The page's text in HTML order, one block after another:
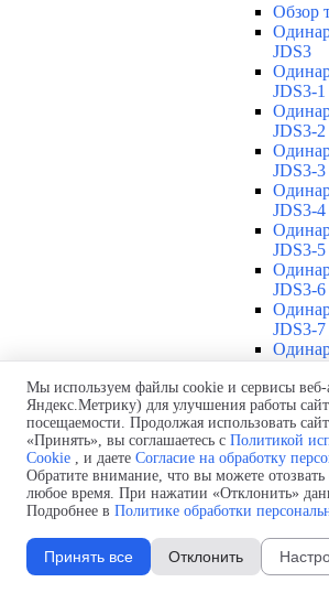
Обзор
JDS3
JDS3-1
JDS3-2
JDS3-3
JDS3-4
JDS3-5
JDS3-6
JDS3-7
JDS3-9
JDS3-
JDS3-
Соединения U12
Защитная
Мы используем файлы cookie и сервисы веб-
Яндекс.Метрику) для улучшения работы
посещаемости. Продолжая использовать
«Принять», вы соглашаетесь с Политикой
Cookie , и даете Согласие на обработку
Обратите внимание, что вы можете отозвать
любое время. При нажатии «Отклонить»
Подробнее в Политике обработки
Принять все Отклонить